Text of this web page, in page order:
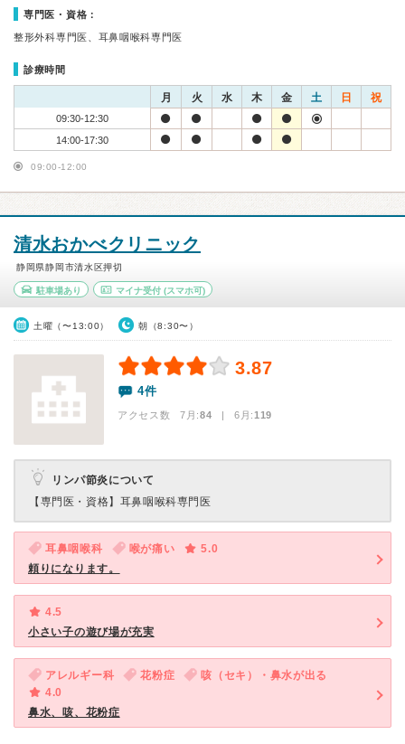
専門医・資格：
整形外科専門医、耳鼻咽喉科専門医
診療時間
月 火 水 木 金 土 日 祝
09:30-12:30
14:00-17:30
09:00-12:00
清水おかべクリニック
静岡県静岡市清水区押切
駐車場あり マイナ受付(スマホ可)
土曜（〜13:00） 朝（8:30〜）
3.87
4件
アクセス数 7月:84 | 6月:119
リンパ節炎について
【専門医・資格】 耳鼻咽喉科専門医
耳鼻咽喉科 喉が痛い
5.0
頼りになります。
4.5
小さい子の遊び場が充実
アレルギー科 花粉症
咳（セキ）・鼻水が出る
4.0
鼻水、咳、花粉症